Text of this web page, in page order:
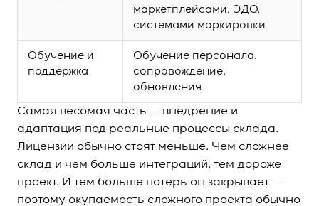
маркетплейсами, ЭДО,
системами маркировки
Обучение и
поддержка
Обучение персонала,
сопровождение,
обновления
Самая весомая часть — внедрение и
адаптация под реальные процессы склада.
Лицензии обычно стоят меньше. Чем сложнее
склад и чем больше интеграций, тем дороже
проект. И тем больше потерь он закрывает —
поэтому окупаемость сложного проекта обычно